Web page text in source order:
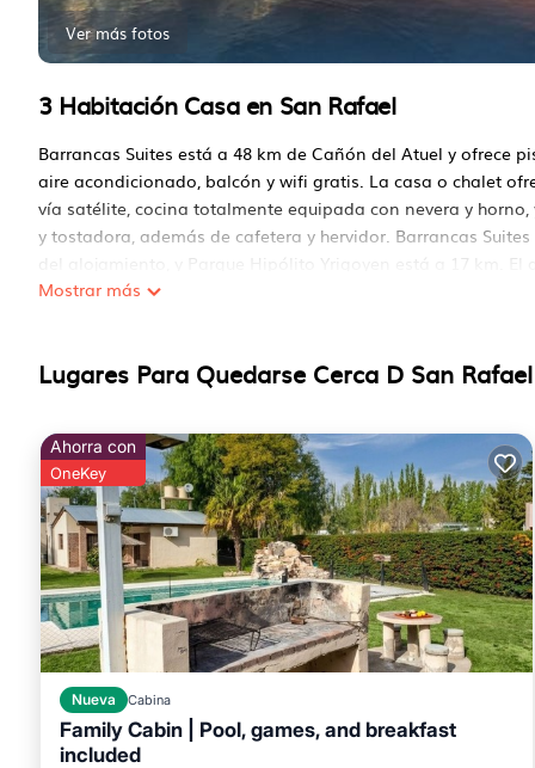
Ver más fotos
3 Habitación Casa en San Rafael
Barrancas Suites está a 48 km de Cañón del Atuel y
aire acondicionado, balcón y wifi gratis. La casa o chalet
vía satélite, cocina totalmente equipada con nevera y
y tostadora, además de cafetera y hervidor. Barrancas
del alojamiento, y Parque Hipólito Yrigoyen está a 17 km.
servicio de traslado de pago para ir o volver del aeropuerto.
Este 3 Dormitorios Casa es adecuado para turistas y
comodidades incluyen: Aire acondicionado,
trabajo o por el ocio, considere quedarse en este Casa
Puede verificar las revisiones y la descripción de este 3
Alojamiento.io en San Rafael. Estos detalles son
Este Barrancas Suites en San Rafael está bien equipado y
cuenta que estos detalles fueron compartidos por
detalles compartidos y somos considerados "precisos". Si
esto Casa, por favor déjanos saber.
Mostrar más
Lugares Para Quedarse Cerca D San Rafael
Ahorra con
OneKey
Nueva Cabina
Family Cabin | Pool, games, and breakfast
included
Chimenea/Calefacción